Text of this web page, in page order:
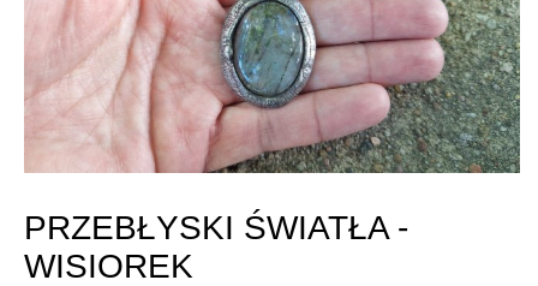
PRZEBŁYSKI ŚWIATŁA -
WISIOREK